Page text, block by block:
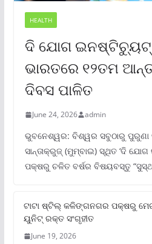
HEALTH
ଦି ଯୋଗ
ଭାରତରେ ୧୨ତମ
ଦିବସ ପାଳିତ
June 24, 2026 admin
ଭୁବନେଶ୍ୱର: ବିଶ୍ୱର ସବୁଠାରୁ ପୁରୁଣା
ସାନ୍ତାକ୍ରୁଜ୍ (ମୁମ୍ବାଇ) ସ୍ଥିତ ‘ଦି
ପକ୍ଷରୁ ଚଳିତ ବର୍ଷର ବିଷୟବସ୍ତୁ “ସୁସ୍ଥ
ଟାଟା ଷ୍ଟିଲ୍‌ କଳିଙ୍ଗନଗର ପକ୍ଷରୁ
ୟୁନିଟ୍‌ ରକ୍ତ ସଂଗୃହୀତ
June 19, 2026